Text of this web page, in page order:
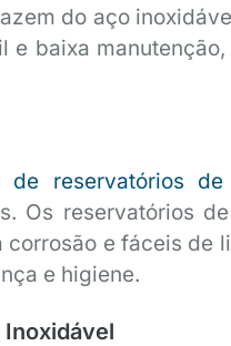
do aço
e baixa manutenção,
de reservatórios de
Os reservatórios
e fáceis de
e higiene.